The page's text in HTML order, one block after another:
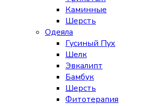
Каминные
Шерсть
Одеяла
Гусиный Пух
Шелк
Эвкалипт
Бамбук
Шерсть
Фитотерапия